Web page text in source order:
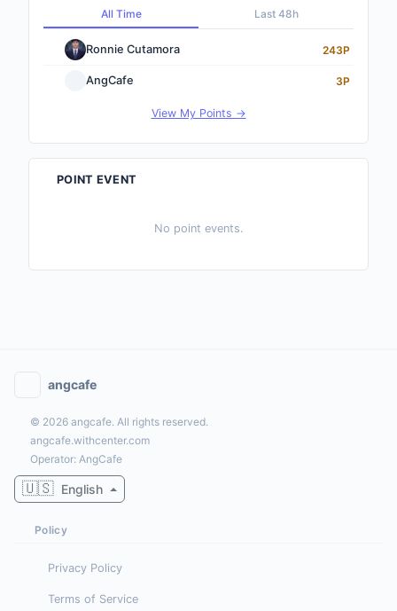
All Time Last 48h
Ronnie Cutamora 243P
AngCafe 3P
View My Points →
POINT EVENT
No point events.
angcafe
© 2026 angcafe. All rights reserved.
angcafe.withcenter.com
Operator: AngCafe
🇺🇸 English
Policy
Privacy Policy
Terms of Service